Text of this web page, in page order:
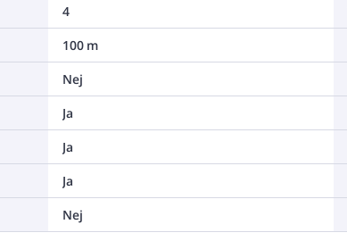
4
100 m
Nej
Ja
Ja
Ja
Nej